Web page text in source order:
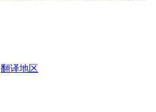
翻译地区